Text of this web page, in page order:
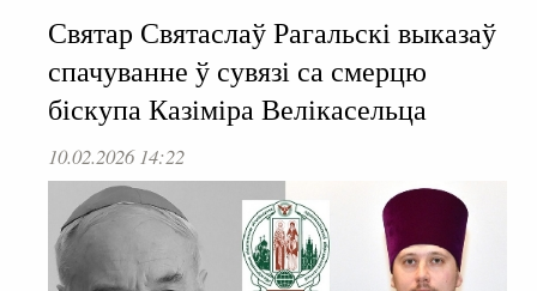
Святар Святаслаў Рагальскі выказаў
спачуванне ў сувязі са смерцю
біскупа Казіміра Велікасельца
10.02.2026 14:22